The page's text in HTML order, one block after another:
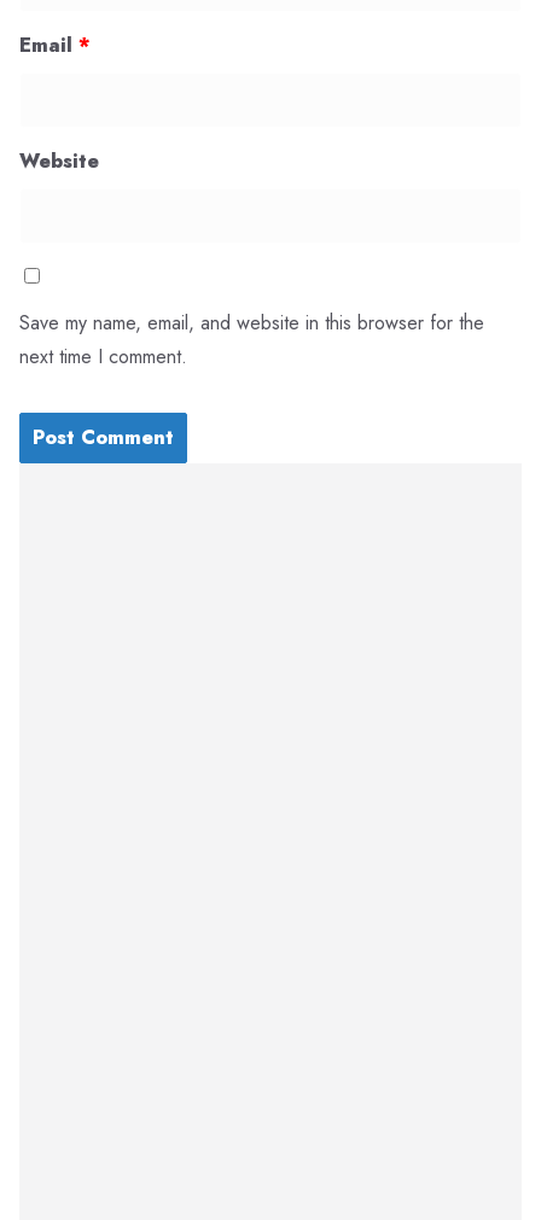
Email *
Website
Save my name, email, and website in this browser for the
next time I comment.